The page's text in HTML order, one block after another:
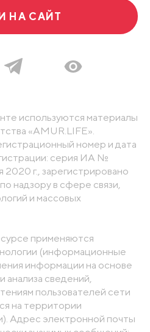
НА САЙТ
используются материалы
«AMUR.LIFE».
номер и дата
серия ИА №
г., зарегистрировано
надзору в сфере связи,
и массовых
применяются
(информационные
информации на основе
анализа сведений,
пользователей сети
на территории
Адрес электронной почты